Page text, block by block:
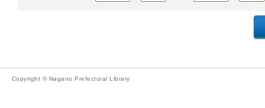
Copyright © Nagano Prefectural Library